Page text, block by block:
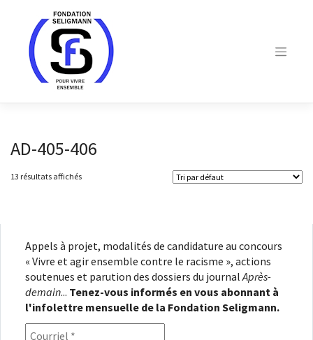
AD-405-406
13 résultats affichés
Appels à projet, modalités de candidature au concours
« Vivre et agir ensemble contre le racisme », actions
soutenues et parution des dossiers du journalAprès-
demain... Tenez-vous informés en vous abonnant à
l'infolettre mensuelle de la Fondation Seligmann.